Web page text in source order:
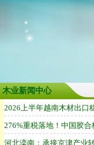
木业新闻中心